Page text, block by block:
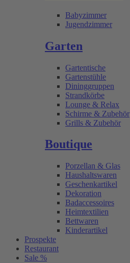
Babyzimmer
Jugendzimmer
Garten
Gartentische
Gartenstühle
Dininggruppen
Strandkörbe
Lounge & Relax
Schirme & Zubehör
Grills & Zubehör
Boutique
Porzellan & Glas
Haushaltswaren
Geschenkartikel
Dekoration
Badaccessoires
Heimtextilien
Bettwaren
Kinderartikel
Prospekte
Restaurant
Sale %